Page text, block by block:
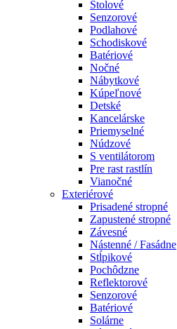
Stolové
Senzorové
Podlahové
Schodiskové
Batériové
Nočné
Nábytkové
Kúpeľnové
Detské
Kancelárske
Priemyselné
Núdzové
S ventilátorom
Pre rast rastlín
Vianočné
Exteriérové
Prisadené stropné
Zapustené stropné
Závesné
Nástenné / Fasádne
Stĺpikové
Pochôdzne
Reflektorové
Senzorové
Batériové
Solárne